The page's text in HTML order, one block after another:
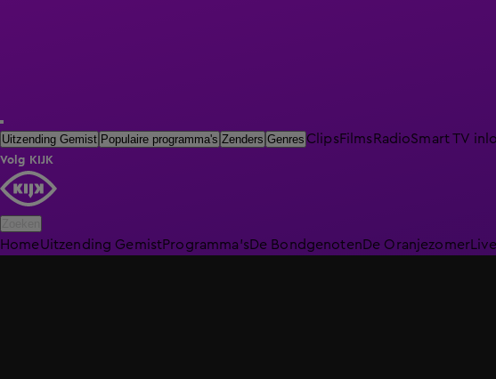
Uitzending Gemist Populaire programma's Zenders Genres ClipsFilmsRadioSmart TV
Volg KIJK
HomeUitzending GemistProgramma'sDe BondgenotenDe Oranjezomer